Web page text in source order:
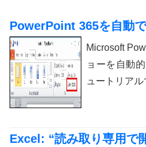
PowerPoint 365を自動
Microsoft
ョーを自動
ュートリアル
Excel: “読み取り専用で